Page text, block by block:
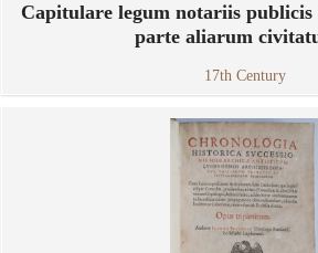
Capitulare legum notariis publicis
parte aliarum
17th Century